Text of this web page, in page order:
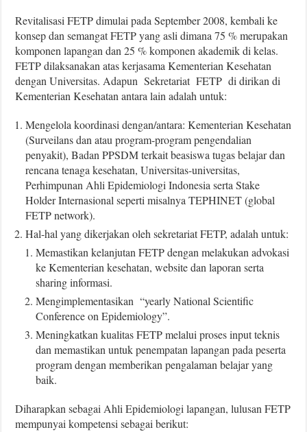
Revitalisasi FETP dimulai pada September 2008, kembali ke
konsep dan semangat FETP yang asli dimana 75 % merupakan
komponen lapangan dan 25 % komponen akademik di kelas.
FETP dilaksanakan atas kerjasama Kementerian Kesehatan
dengan Universitas. Adapun Sekretariat FETP di dirikan di
Kementerian Kesehatan antara lain adalah untuk:
Mengelola koordinasi dengan/antara: Kementerian Kesehatan
(Surveilans dan atau program-program pengendalian
penyakit), Badan PPSDM terkait beasiswa tugas belajar dan
rencana tenaga kesehatan, Universitas-universitas,
Perhimpunan Ahli Epidemiologi Indonesia serta Stake
Holder Internasional seperti misalnya TEPHINET (global
FETP network).
Hal-hal yang dikerjakan oleh sekretariat FETP, adalah untuk:
Memastikan kelanjutan FETP dengan melakukan advokasi
ke Kementerian kesehatan, website dan laporan serta
sharing informasi.
Mengimplementasikan “yearly National Scientific
Conference on Epidemiology”.
Meningkatkan kualitas FETP melalui proses input teknis
dan memastikan untuk penempatan lapangan pada peserta
program dengan memberikan pengalaman belajar yang
baik.
Diharapkan sebagai Ahli Epidemiologi lapangan, lulusan FETP
mempunyai kompetensi sebagai berikut: